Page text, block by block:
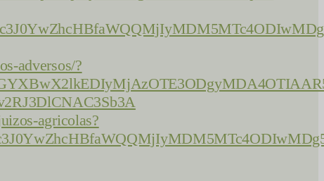
adversos/?
agricolas?